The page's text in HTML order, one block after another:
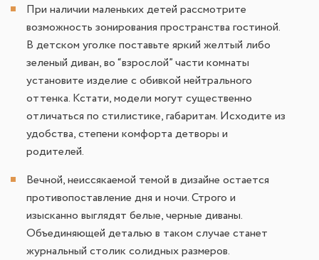
При наличии маленьких детей рассмотрите
возможность зонирования пространства гостиной.
В детском уголке поставьте яркий желтый либо
зеленый диван, во “взрослой” части комнаты
установите изделие с обивкой нейтрального
оттенка. Кстати, модели могут существенно
отличаться по стилистике, габаритам. Исходите из
удобства, степени комфорта детворы и
родителей.
Вечной, неиссякаемой темой в дизайне остается
противопоставление дня и ночи. Строго и
изысканно выглядят белые, черные диваны.
Объединяющей деталью в таком случае станет
журнальный столик солидных размеров.